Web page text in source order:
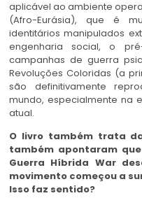
aplicável ​​ao ambiente
(Afro-Eurásia), que é
identitários manipulados
engenharia social, o
campanhas de guerra
Revoluções Coloridas (a
são definitivamente
mundo, especialmente na
atual.
O livro também trata
também apontaram
Guerra Híbrida War
movimento começou a
Isso faz sentido?